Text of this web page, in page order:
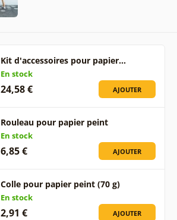
Kit d'accessoires pour papier…
En stock
24,58 € AJOUTER
Rouleau pour papier peint
En stock
6,85 € AJOUTER
Colle pour papier peint (70 g)
En stock
2,91 € AJOUTER